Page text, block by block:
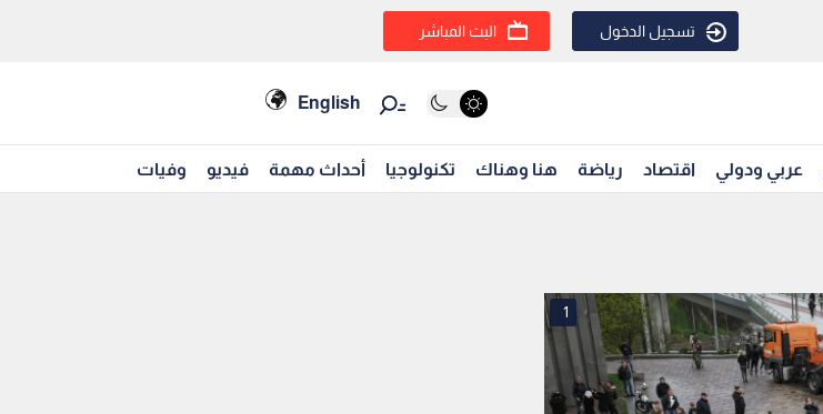
تسجيل الدخول البث المباشر
English
عربي ودولي اقتصاد رياضة هنا وهناك تكنولوجيا أحداث مهمة فيديو وفيات
1